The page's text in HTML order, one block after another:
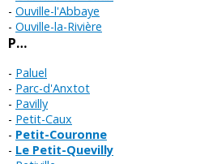
Ouville-l'Abbaye
Ouville-la-Rivière
P…
Paluel
Parc-d'Anxtot
Pavilly
Petit-Caux
Petit-Couronne
Le Petit-Quevilly